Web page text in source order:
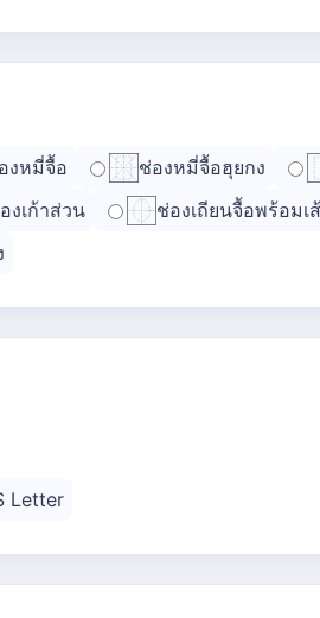
งหมี่จื้อ ช่องหมี่จื้อฮุยกง
งเก้าส่วน ช่องเถียนจื้อพร้อมเ
Letter